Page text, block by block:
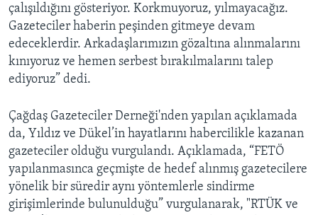
çalışıldığını gösteriyor. Korkmuyoruz, yılmayacağız.
Gazeteciler haberin peşinden gitmeye devam
edeceklerdir. Arkadaşlarımızın gözaltına alınmalarını
kınıyoruz ve hemen serbest bırakılmalarını talep
ediyoruz” dedi.
Çağdaş Gazeteciler Derneği'nden yapılan açıklamada
da, Yıldız ve Dükel’in hayatlarını habercilikle kazanan
gazeteciler olduğu vurgulandı. Açıklamada, “FETÖ
yapılanmasınca geçmişte de hedef alınmış gazetecilere
yönelik bir süredir aynı yöntemlerle sindirme
girişimlerinde bulunulduğu” vurgulanarak, "RTÜK ve